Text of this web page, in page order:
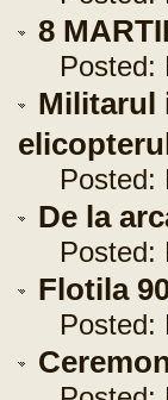
8
Posted:
Militarul
Posted:
De la
Posted:
Flotila
Posted: